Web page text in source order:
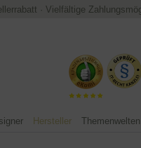
· Vielfältige
Hersteller Themenwelten